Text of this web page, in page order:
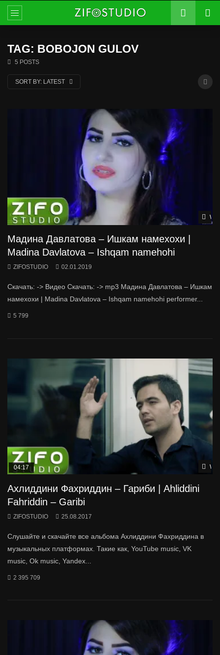
TAG: BOBOJON GULOV
5 POSTS
SORT BY: LATEST
Мадина Давлатова – Ишкам намехохи |
Madina Davlatova – Ishqam namehohi
ZIFOSTUDIO 02.01.2019
Скачать: -> Видео Скачать: -> mp3 Мадина Давлатова – Ишкам
намехохи | Madina Davlatova – Ishqam namehohi performer...
5 799
04:17
Ахлиддини Фахриддин – Гариби | Ahliddini
Fahriddin – Garibi
ZIFOSTUDIO 25.08.2017
Слушайте и скачайте все альбома Ахлиддини Фахриддина в
музыкальных платформах. Такие как, YouTube music, VK
music, Ok music, Yandex...
2 395 709